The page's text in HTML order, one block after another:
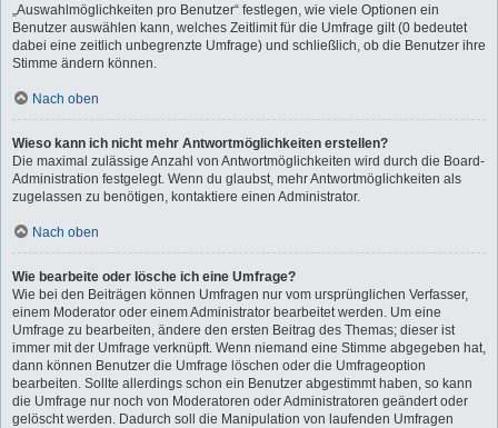
„Auswahlmöglichkeiten pro Benutzer“ festlegen, wie viele Optionen ein
Benutzer auswählen kann, welches Zeitlimit für die Umfrage gilt (0 bedeutet
dabei eine zeitlich unbegrenzte Umfrage) und schließlich, ob die Benutzer ihre
Stimme ändern können.
Nach oben
Wieso kann ich nicht mehr Antwortmöglichkeiten erstellen?
Die maximal zulässige Anzahl von Antwortmöglichkeiten wird durch die Board-
Administration festgelegt. Wenn du glaubst, mehr Antwortmöglichkeiten als
zugelassen zu benötigen, kontaktiere einen Administrator.
Nach oben
Wie bearbeite oder lösche ich eine Umfrage?
Wie bei den Beiträgen können Umfragen nur vom ursprünglichen Verfasser,
einem Moderator oder einem Administrator bearbeitet werden. Um eine
Umfrage zu bearbeiten, ändere den ersten Beitrag des Themas; dieser ist
immer mit der Umfrage verknüpft. Wenn niemand eine Stimme abgegeben hat,
dann können Benutzer die Umfrage löschen oder die Umfrageoption
bearbeiten. Sollte allerdings schon ein Benutzer abgestimmt haben, so kann
die Umfrage nur noch von Moderatoren oder Administratoren geändert oder
gelöscht werden. Dadurch soll die Manipulation von laufenden Umfragen